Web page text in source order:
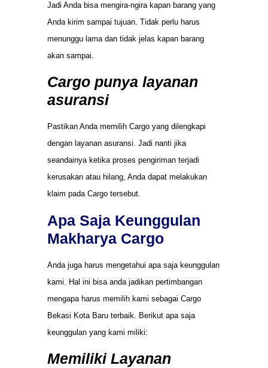
Jadi Anda bisa mengira-ngira kapan barang yang
Anda kirim sampai tujuan. Tidak perlu harus
menunggu lama dan tidak jelas kapan barang
akan sampai.
Cargo punya layanan
asuransi
Pastikan Anda memilih Cargo yang dilengkapi
dengan layanan asuransi. Jadi nanti jika
seandainya ketika proses pengiriman terjadi
kerusakan atau hilang, Anda dapat melakukan
klaim pada Cargo tersebut.
Apa Saja Keunggulan
Makharya Cargo
Anda juga harus mengetahui apa saja keunggulan
kami. Hal ini bisa anda jadikan pertimbangan
mengapa harus memilih kami sebagai Cargo
Bekasi Kota Baru terbaik. Berikut apa saja
keunggulan yang kami miliki:
Memiliki Layanan